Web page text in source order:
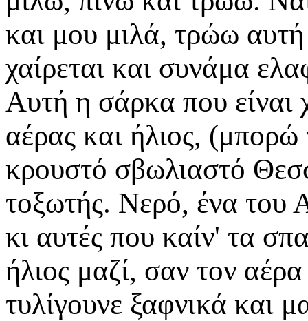
και μου μιλά, τρώω αυτή
χαίρεται και συνάμα
Αυτή η σάρκα που είναι
αέρας και ήλιος,
κρουστό σβωλιαστό
τοξωτής. Νερό, ένα του
κι αυτές που καίν' τα
ήλιος μαζί, σαν τον
τυλίγουνε ξαφνικά και